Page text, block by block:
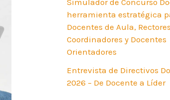
herramienta estratégica
Docentes de Aula,
Coordinadores y Docentes
Orientadores
Entrevista de Directivos
2026 – De Docente a Líder